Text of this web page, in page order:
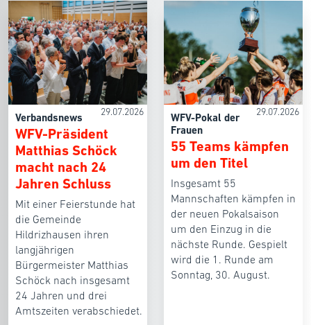
29.07.2026
Verbandsnews
WFV-Präsident
Matthias Schöck
macht nach 24
Jahren Schluss
Mit einer Feierstunde hat
die Gemeinde
Hildrizhausen ihren
langjährigen
Bürgermeister Matthias
Schöck nach insgesamt
24 Jahren und drei
Amtszeiten verabschiedet.
29.07.2026
WFV-Pokal der
Frauen
55 Teams kämpfen
um den Titel
Insgesamt 55
Mannschaften kämpfen in
der neuen Pokalsaison
um den Einzug in die
nächste Runde. Gespielt
wird die 1. Runde am
Sonntag, 30. August.